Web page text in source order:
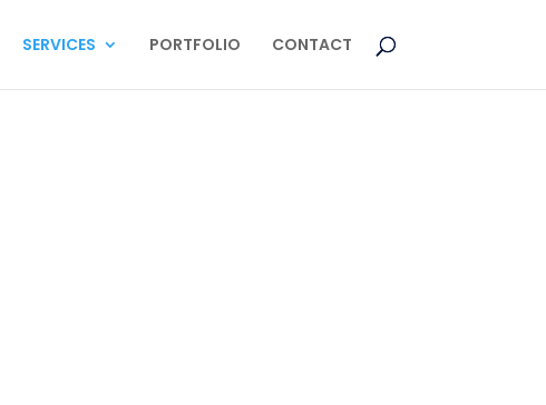
SERVICES PORTFOLIO CONTACT